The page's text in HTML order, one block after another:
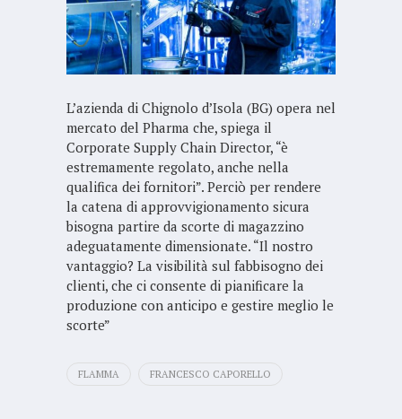
L’azienda di Chignolo d’Isola (BG) opera nel
mercato del Pharma che, spiega il
Corporate Supply Chain Director, “è
estremamente regolato, anche nella
qualifica dei fornitori”. Perciò per rendere
la catena di approvvigionamento sicura
bisogna partire da scorte di magazzino
adeguatamente dimensionate. “Il nostro
vantaggio? La visibilità sul fabbisogno dei
clienti, che ci consente di pianificare la
produzione con anticipo e gestire meglio le
scorte”
FLAMMA FRANCESCO CAPORELLO